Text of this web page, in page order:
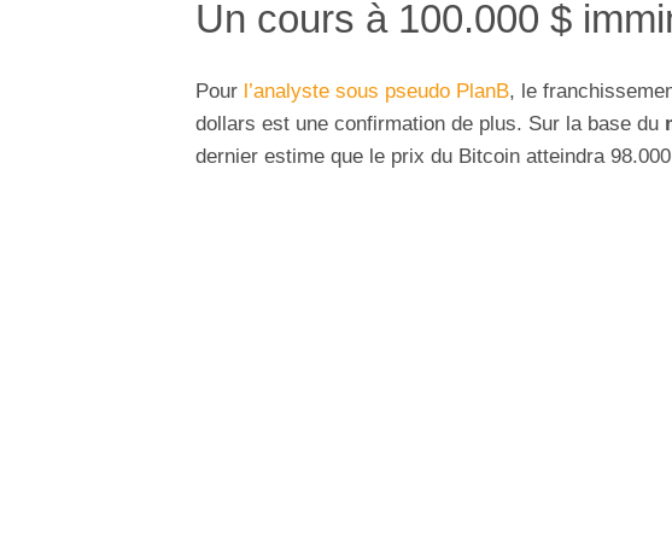
Un cours à 100.000 $
Pour l’analyste sous pseudo PlanB, le
dollars est une confirmation de plus. Sur la base du
dernier estime que le prix du Bitcoin atteindra